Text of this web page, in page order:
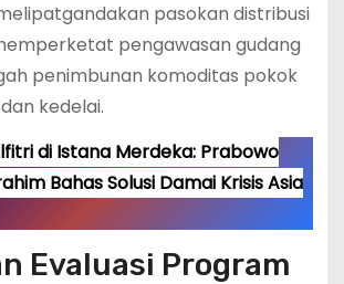
pasokan distribusi
pengawasan gudang
penimbunan komoditas pokok
kedelai.
di Istana Merdeka: Prabowo
Bahas Solusi Damai Krisis Asia
Evaluasi Program